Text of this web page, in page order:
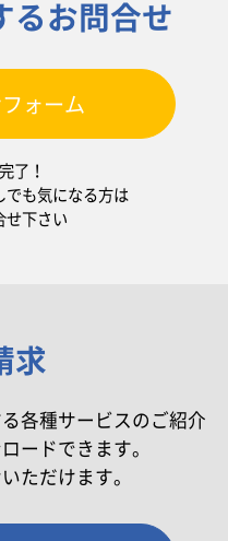
るお問合せ
ォーム
了！
でも気になる方は
せ下さい
求
各種サービスのご紹介
ードできます。
ただけます。